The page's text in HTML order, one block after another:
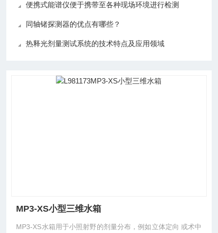
便携式能谱仪便于携带至各种现场环境进行检测
同轴锗探测器的优点有哪些？
热释光剂量测试系统的技术特点及应用领域
MP3-XS小型三维水箱
MP3-XS水箱用于小照射野的剂量分布，例如立体定向 或术中